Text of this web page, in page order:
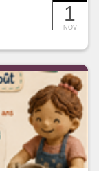
1
NOV